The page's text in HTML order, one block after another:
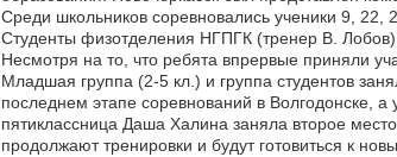
Среди школьников соревновались ученики 9,
Студенты физотделения НГПГК (тренер В. Лобов)
Несмотря на то, что ребята впрервые приняли
Младшая группа (2-5 кл.) и группа студентов
последнем этапе соревнований в Волгодонске, а
пятиклассница Даша Халина заняла второе
продолжают тренировки и будут готовиться к